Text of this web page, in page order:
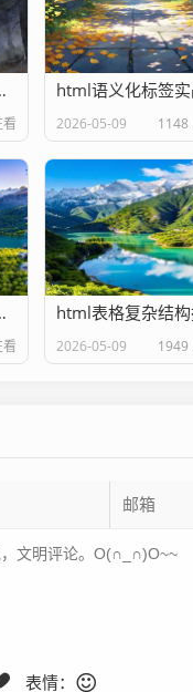
门教程
2026-05-09 1148
详解 html表格复杂结
2026-05-09 1949
表情：